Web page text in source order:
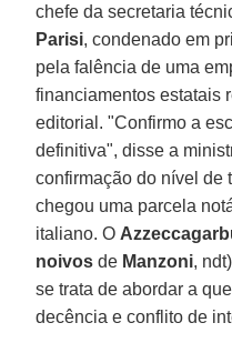
chefe da secretaria
Parisi, condenado em
pela falência de uma
financiamentos estatais
editorial. "Confirmo a
definitiva", disse a
confirmação do nível de
chegou uma parcela
italiano. O
noivos de Manzoni,
se trata de abordar a
decência e conflito de